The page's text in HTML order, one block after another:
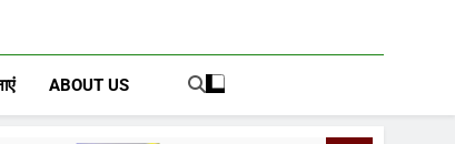
Portal
ABOUT US